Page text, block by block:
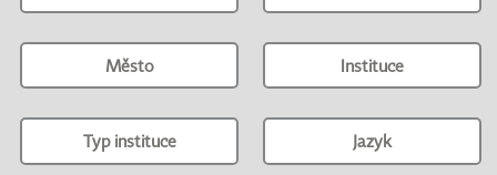
Město Instituce
Typ instituce Jazyk